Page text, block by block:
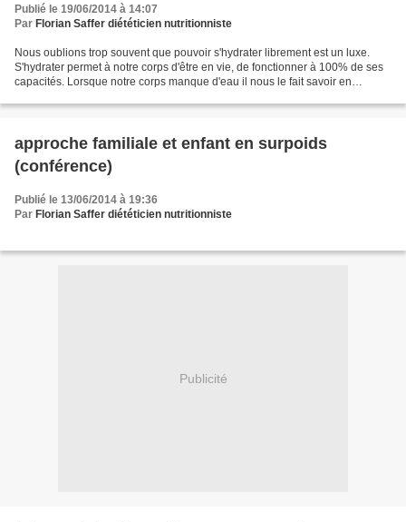
Publié le 19/06/2014 à 14:07
Par Florian Saffer diététicien nutritionniste
Nous oublions trop souvent que pouvoir s'hydrater librement est un luxe.
S'hydrater permet à notre corps d'être en vie, de fonctionner à 100% de ses
capacités. Lorsque notre corps manque d'eau il nous le fait savoir en
approche familiale et enfant en surpoids
(conférence)
Publié le 13/06/2014 à 19:36
Par Florian Saffer diététicien nutritionniste
Publicité